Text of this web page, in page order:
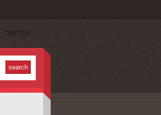
TWITTER